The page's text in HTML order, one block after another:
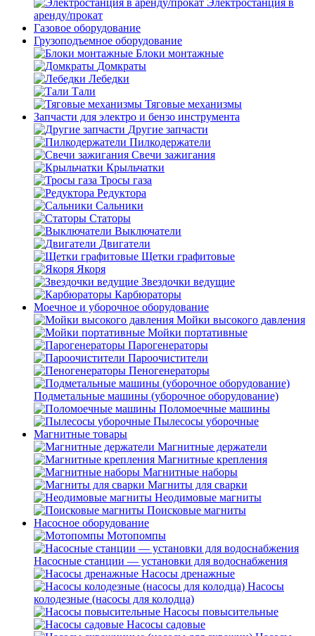
Электростанция в
аренду/прокат
Газовое оборудование
Грузоподъемное оборудование
Блоки монтажные
Домкраты
Лебедки
Тали
Тяговые механизмы
Запчасти для электро и бензо инструмента
Другие запчасти
Пилкодержатели
Свечи зажигания
Крыльчатки
Тросы газа
Редуктора
Сальники
Статоры
Выключатели
Двигатели
Щетки графитовые
Якоря
Звездочки ведущие
Карбюраторы
Моечное и уборочное оборудование
Мойки высокого давления
Мойки портативные
Парогенераторы
Пароочистители
Пеногенераторы
Подметальные машины (уборочное оборудование)
Поломоечные машины
Пылесосы уборочные
Магнитные товары
Магнитные держатели
Магнитные крепления
Магнитные наборы
Магниты для сварки
Неодимовые магниты
Поисковые магниты
Насосное оборудование
Мотопомпы
Насосные станции — установки для водоснабжения
Насосы дренажные
Насосы
колодезные (насосы для колодца)
Насосы повысительные
Насосы садовые